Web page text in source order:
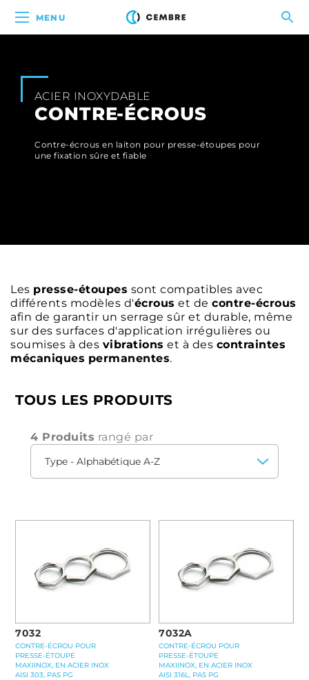
MENU
ACIER INOXYDABLE
CONTRE-ÉCROUS
Contre-écrous en laiton pour presse-étoupes pour
une fixation sûre et fiable
Les presse-étoupes sont compatibles avec
différents modèles d'écrous et de contre-écrous
afin de garantir un serrage sûr et durable, même
sur des surfaces d'application irrégulières ou
soumises à des vibrations et à des contraintes
mécaniques permanentes.
TOUS LES PRODUITS
4 Produits rangé par
7032
CONTRE-ÉCROU POUR
PRESSE-ÉTOUPE
MAXIINOX, EN ACIER INOX
AISI 303, PAS PG
7032A
CONTRE-ÉCROU POUR
PRESSE-ÉTOUPE
MAXIINOX, EN ACIER INOX
AISI 316L, PAS PG